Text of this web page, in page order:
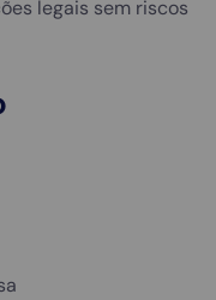
legais sem riscos